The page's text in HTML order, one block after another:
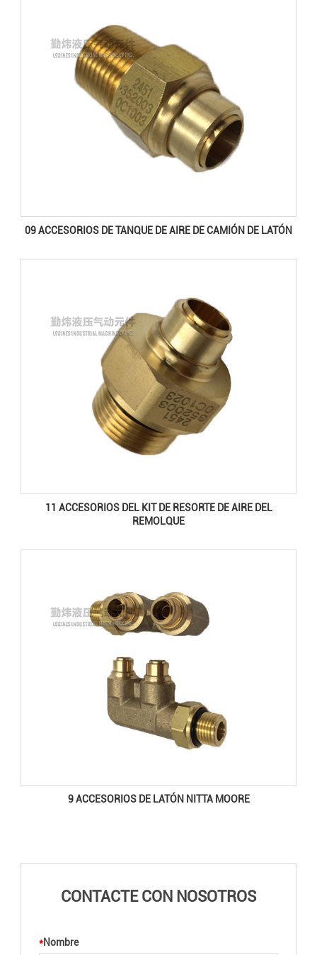
09 ACCESORIOS DE TANQUE DE AIRE DE CAMIÓN DE LATÓN
11 ACCESORIOS DEL KIT DE RESORTE DE AIRE DEL
REMOLQUE
9 ACCESORIOS DE LATÓN NITTA MOORE
CONTACTE CON NOSOTROS
*Nombre